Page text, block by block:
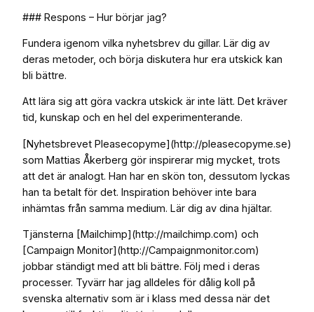
### Respons – Hur börjar jag?
Fundera igenom vilka nyhetsbrev du gillar. Lär dig av
deras metoder, och börja diskutera hur era utskick kan
bli bättre.
Att lära sig att göra vackra utskick är inte lätt. Det kräver
tid, kunskap och en hel del experimenterande.
[Nyhetsbrevet Pleasecopyme](http://pleasecopyme.se)
som Mattias Åkerberg gör inspirerar mig mycket, trots
att det är analogt. Han har en skön ton, dessutom lyckas
han ta betalt för det. Inspiration behöver inte bara
inhämtas från samma medium. Lär dig av dina hjältar.
Tjänsterna [Mailchimp](http://mailchimp.com) och
[Campaign Monitor](http://Campaignmonitor.com)
jobbar ständigt med att bli bättre. Följ med i deras
processer. Tyvärr har jag alldeles för dålig koll på
svenska alternativ som är i klass med dessa när det